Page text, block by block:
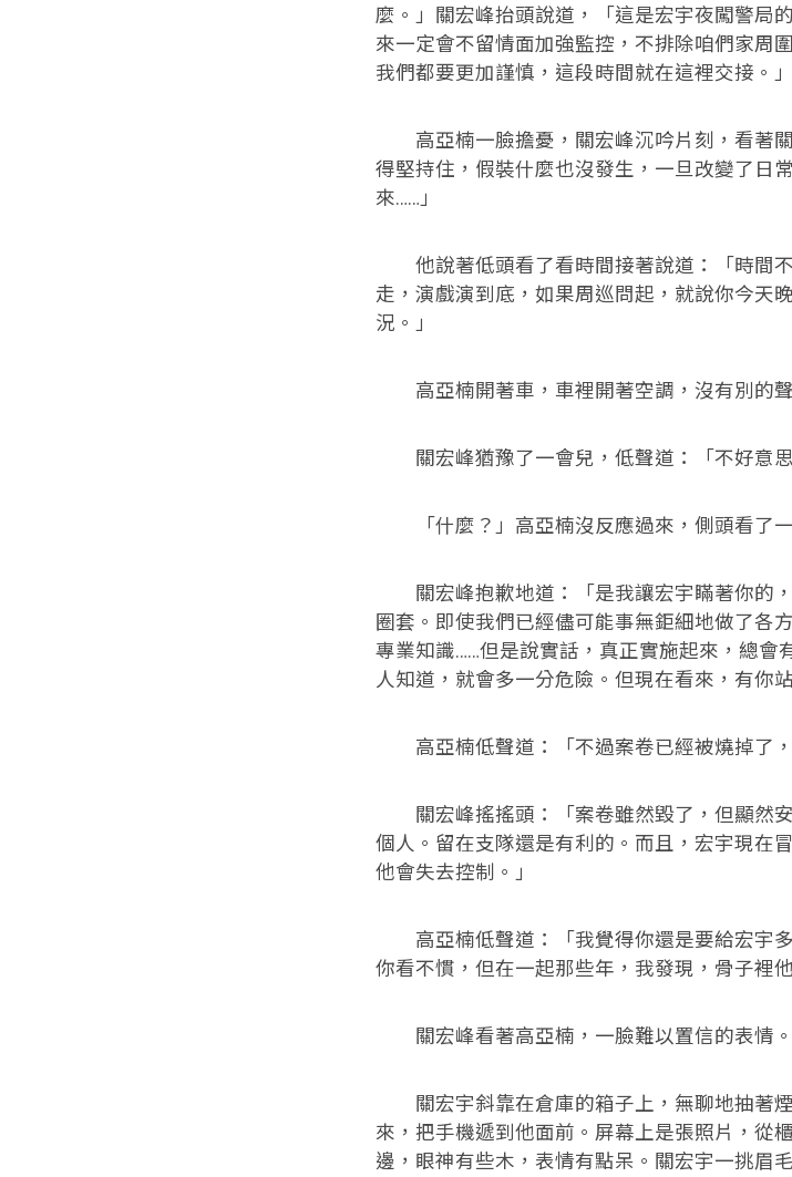
麼。」關宏峰抬頭說道，「這是宏宇夜闖警局
來一定會不留情面加強監控，不排除咱們家周
我們都要更加謹慎，這段時間就在這裡交接。」
高亞楠一臉擔憂，關宏峰沉吟片刻，看著
得堅持住，假裝什麼也沒發生，一旦改變了日
來……」
他說著低頭看了看時間接著說道：「時間不
走，演戲演到底，如果周巡問起，就說你今天
況。」
高亞楠開著車，車裡開著空調，沒有別的聲
關宏峰猶豫了一會兒，低聲道：「不好意思
「什麼？」高亞楠沒反應過來，側頭看了一
關宏峰抱歉地道：「是我讓宏宇瞞著你的
圈套。即使我們已經儘可能事無鉅細地做了各
專業知識……但是說實話，真正實施起來，總會
人知道，就會多一分危險。但現在看來，有你
高亞楠低聲道：「不過案卷已經被燒掉了，
關宏峰搖搖頭：「案卷雖然毀了，但顯然
個人。留在支隊還是有利的。而且，宏宇現在
他會失去控制。」
高亞楠低聲道：「我覺得你還是要給宏宇
你看不慣，但在一起那些年，我發現，骨子裡
關宏峰看著高亞楠，一臉難以置信的表情。
關宏宇斜靠在倉庫的箱子上，無聊地抽著
來，把手機遞到他面前。屏幕上是張照片，從
邊，眼神有些木，表情有點呆。關宏宇一挑眉